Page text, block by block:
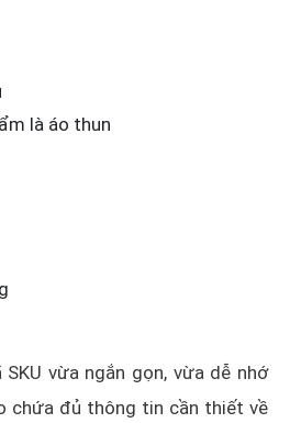
là áo thun
vừa ngắn gọn, vừa dễ nhớ
chứa đủ thông tin cần thiết về